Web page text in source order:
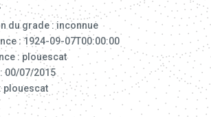
du grade : inconnue
: 1924-09-07T00:00:00
: plouescat
00/07/2015
plouescat